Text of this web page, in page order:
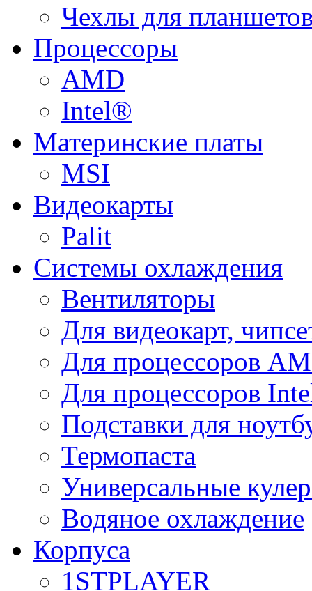
Чехлы для
Процессоры
AMD
Intel®
Материнские платы
MSI
Видеокарты
Palit
Системы охлаждения
Вентиляторы
Для видеокарт,
Для процессоров
Для процессоров
Подставки для
Термопаста
Универсальные
Водяное охлаждение
Корпуса
1STPLAYER